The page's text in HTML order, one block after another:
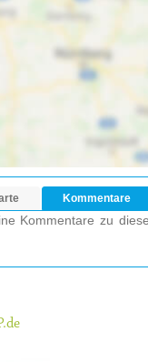
Kommentare
Kommentare zu